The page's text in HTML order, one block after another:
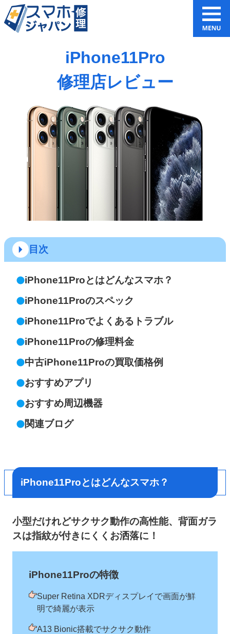
iPhone11Pro
修理店レビュー
目次
iPhone11Proとはどんなスマホ？
iPhone11Proのスペック
iPhone11Proでよくあるトラブル
iPhone11Proの修理料金
中古iPhone11Proの買取価格例
おすすめアプリ
おすすめ周辺機器
関連ブログ
iPhone11Proとはどんなスマホ？
小型だけれどサクサク動作の高性能、背面ガラ
スは指紋が付きにくくお洒落に！
iPhone11Proの特徴
Super Retina XDRディスプレイで画面が鮮
明で綺麗が表示
A13 Bionic搭載でサクサク動作